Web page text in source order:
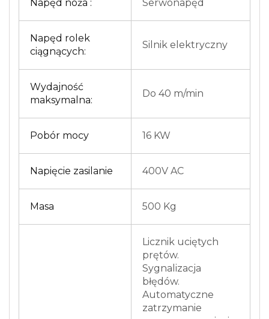
Napęd noża : Serwonapęd
Napęd rolek
ciągnących:
Silnik elektryczny
Wydajność
maksymalna:
Do 40 m/min
Pobór mocy 16 KW
Napięcie zasilanie 400V AC
Masa 500 Kg
Licznik uciętych
prętów.
Sygnalizacja
błędów.
Automatyczne
zatrzymanie